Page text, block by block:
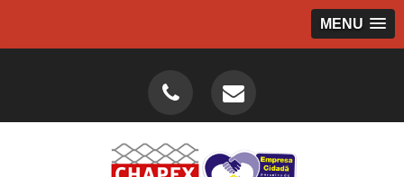
MENU